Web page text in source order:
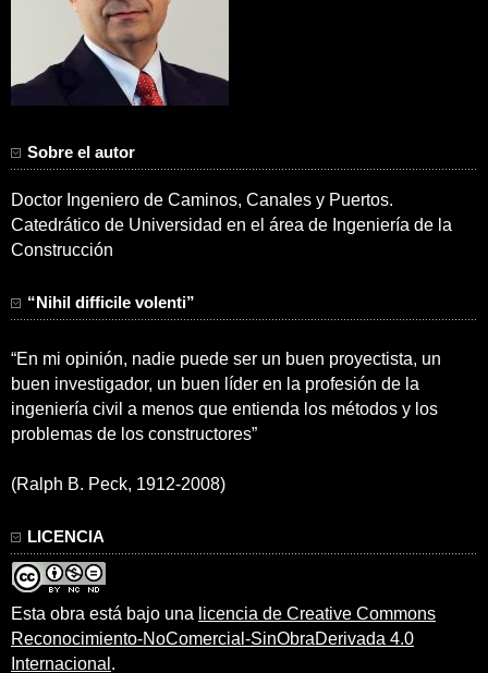
Sobre el autor
Doctor Ingeniero de Caminos, Canales y Puertos.
Catedrático de Universidad en el área de Ingeniería de la
Construcción
“Nihil difficile volenti”
“En mi opinión, nadie puede ser un buen proyectista, un
buen investigador, un buen líder en la profesión de la
ingeniería civil a menos que entienda los métodos y los
problemas de los constructores”
(Ralph B. Peck, 1912-2008)
LICENCIA
Esta obra está bajo una licencia de Creative Commons
Reconocimiento-NoComercial-SinObraDerivada 4.0
Internacional .